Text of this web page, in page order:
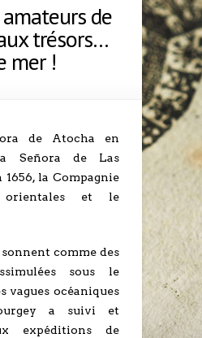
de
trésors…
mer !
de Atocha en
Señora de Las
la Compagnie
et le
comme des
sous le
vagues océaniques
a suivi et
expéditions de